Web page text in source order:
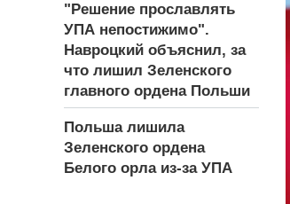
"Решение прославлять
УПА непостижимо".
Навроцкий объяснил, за
что лишил Зеленского
главного ордена Польши
Польша лишила
Зеленского ордена
Белого орла из-за УПА